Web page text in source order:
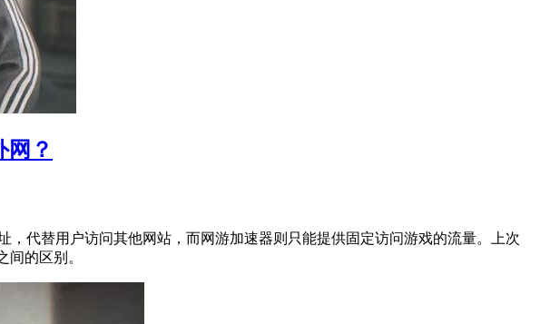
网？
代替用户访问其他网站，而网游加速器则只能提供固定访问游戏的流量。上次
的区别。